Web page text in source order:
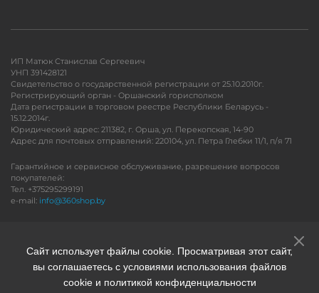
ИП Матюк Станислав Сергеевич
УНП 391428121
Свидетельство о государственной регистрации от 25.10.2010г.
Регистрирующий орган - Оршанский горисполком
Дата регистрации в торговом реестре Республики Беларусь -
15.12.2014г.
Юридический адрес: 211382, г. Орша, ул. Перекопская, 14-90
Адрес для почтовых отправлений: 220104, ул. Петра Глебки 11/1, п/я 71
Гарантийное и сервисное обслуживание, разрешение вопросов
покупателей:
Тел. +375295299191
e-mail: info@360shop.by
Сайт использует файлы cookie. Просматривая этот сайт,
вы соглашаетесь с условиями использования файлов
cookie и политикой конфиденциальности